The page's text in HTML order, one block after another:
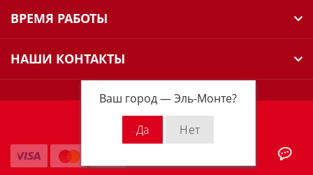
Ваш город —Эль-Монте?
ВРЕМЯ РАБОТЫ
НАШИ КОНТАКТЫ
Milwaukee Russia © 2026